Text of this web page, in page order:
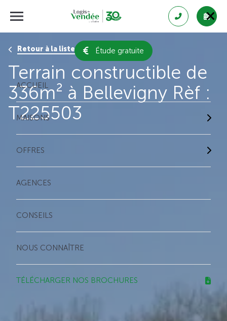
Étude gratuite
ACCUEIL
MAISONS
OFFRES
AGENCES
CONSEILS
NOUS CONNAÎTRE
TÉLÉCHARGER NOS BROCHURES
Retour à la liste des résultats
Terrain constructible de
336m² à Bellevigny Rèf :
T225503